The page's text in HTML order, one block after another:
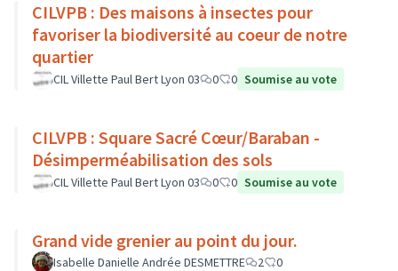
CILVPB : Des maisons à insectes pour
favoriser la biodiversité au coeur de notre
quartier
CIL Villette Paul Bert Lyon 03 0 0 Soumise au vote
CILVPB : Square Sacré Cœur/Baraban -
Désimperméabilisation des sols
CIL Villette Paul Bert Lyon 03 0 0 Soumise au vote
Grand vide grenier au point du jour.
Isabelle Danielle Andrée DESMETTRE 2
0